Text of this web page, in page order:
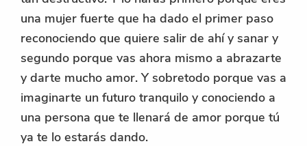
una mujer fuerte que ha dado el primer paso
reconociendo que quiere salir de ahí y sanar y
segundo porque vas ahora mismo a abrazarte
y darte mucho amor. Y sobretodo porque vas a
imaginarte un futuro tranquilo y conociendo a
una persona que te llenará de amor porque tú
ya te lo estarás dando.